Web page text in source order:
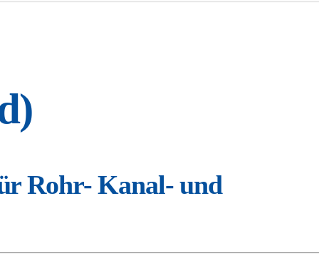
Rohr- Kanal- und